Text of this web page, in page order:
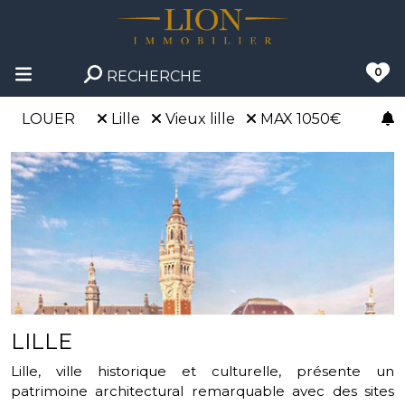
RECHERCHE 0
LOUER Lille Vieux lille MAX 1050€
LILLE
Lille, ville historique et culturelle, présente un
patrimoine architectural remarquable avec des sites